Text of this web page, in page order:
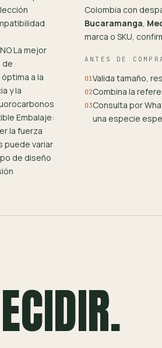
La mejor
de
a la
y la
Embalaje:
la fuerza
puede variar
de diseño
Colombia con
Bucaramanga,
marca o SKU,
ANTES DE
01Valida tamaño,
02Combina la
03Consulta por
una especie